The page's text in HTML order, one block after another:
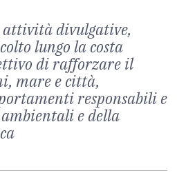
attività divulgative,
lungo la costa
di rafforzare il
mare e città,
responsabili e
e della